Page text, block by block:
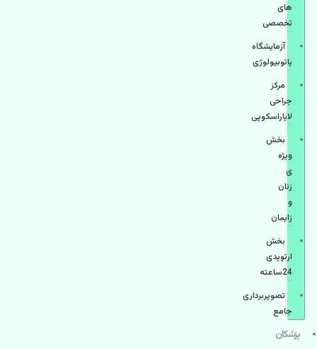
های
تخصصی
آزمایشگاه
پاتوبیولوژی
مرکز
جراحی
لاپاراسکوپی
بخش
ویژه
ی
زنان
و
زایمان
بخش
ارتوپدی
24ساعته
تصویربرداری
جامع
پزشكان